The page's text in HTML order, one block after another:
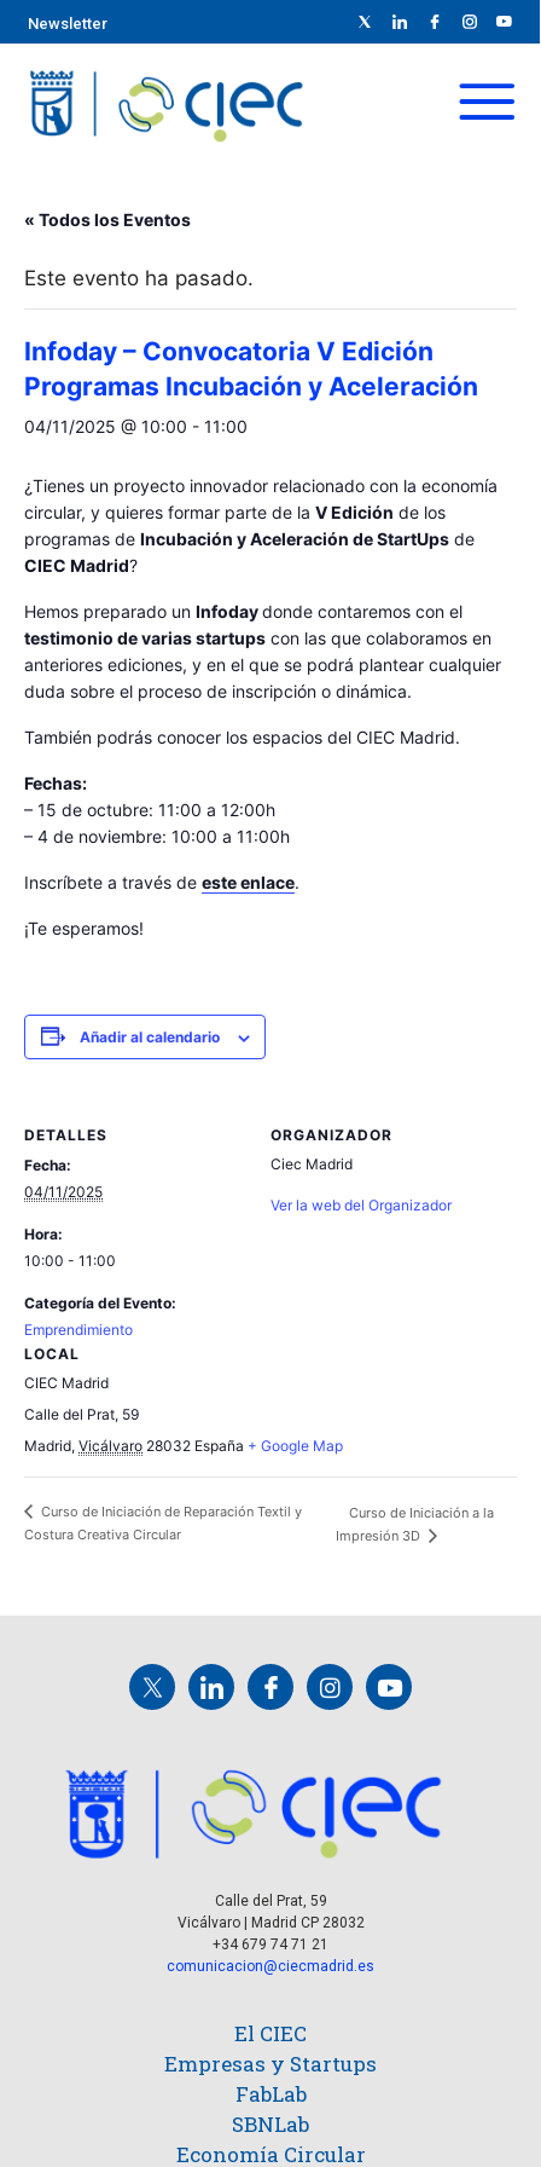
Newsletter
« Todos los Eventos
Este evento ha pasado.
Infoday – Convocatoria V Edición
Programas Incubación y Aceleración
04/11/2025 @ 10:00 - 11:00
¿Tienes un proyecto innovador relacionado con la economía
circular, y quieres formar parte de la V Edición de los
programas de Incubación y Aceleración de StartUps de
CIEC Madrid?
Hemos preparado un Infodaydonde contaremos con el
testimonio de varias startups con las que colaboramos en
anteriores ediciones, y en el que se podrá plantear cualquier
duda sobre el proceso de inscripción o dinámica.
También podrás conocer los espacios del CIEC Madrid.
Fechas:
– 15 de octubre: 11:00 a 12:00h
– 4 de noviembre: 10:00 a 11:00h
Inscríbete a través de este enlace.
¡Te esperamos!
Añadir al calendario
DETALLES
Fecha:
04/11/2025
Hora:
10:00 - 11:00
Categoría del Evento:
Emprendimiento
LOCAL
CIEC Madrid
Calle del Prat, 59
Madrid, Vicálvaro 28032 España + Google Map
ORGANIZADOR
Ciec Madrid
Ver la web del Organizador
Curso de Iniciación de Reparación Textil y
Costura Creativa Circular
Curso de Iniciación a la
Impresión 3D
Calle del Prat, 59
Vicálvaro | Madrid CP 28032
+34 679 74 71 21
comunicacion@ciecmadrid.es
El CIEC
Empresas y Startups
FabLab
SBNLab
Economía Circular